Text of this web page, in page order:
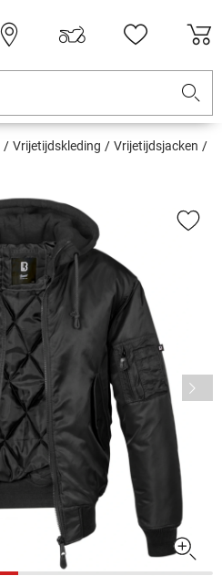
Vrijetijdskleding
Vrijetijdsjacken